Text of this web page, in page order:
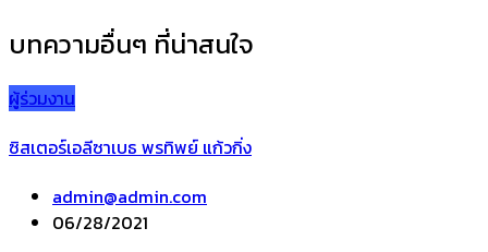
บทความอื่นๆ ที่น่าสนใจ
ผู้ร่วมงาน
ซิสเตอร์เอลีซาเบธ พรทิพย์ แก้วกิ่ง
admin@admin.com
06/28/2021